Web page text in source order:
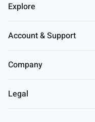
Explore
Account & Support
Company
Legal